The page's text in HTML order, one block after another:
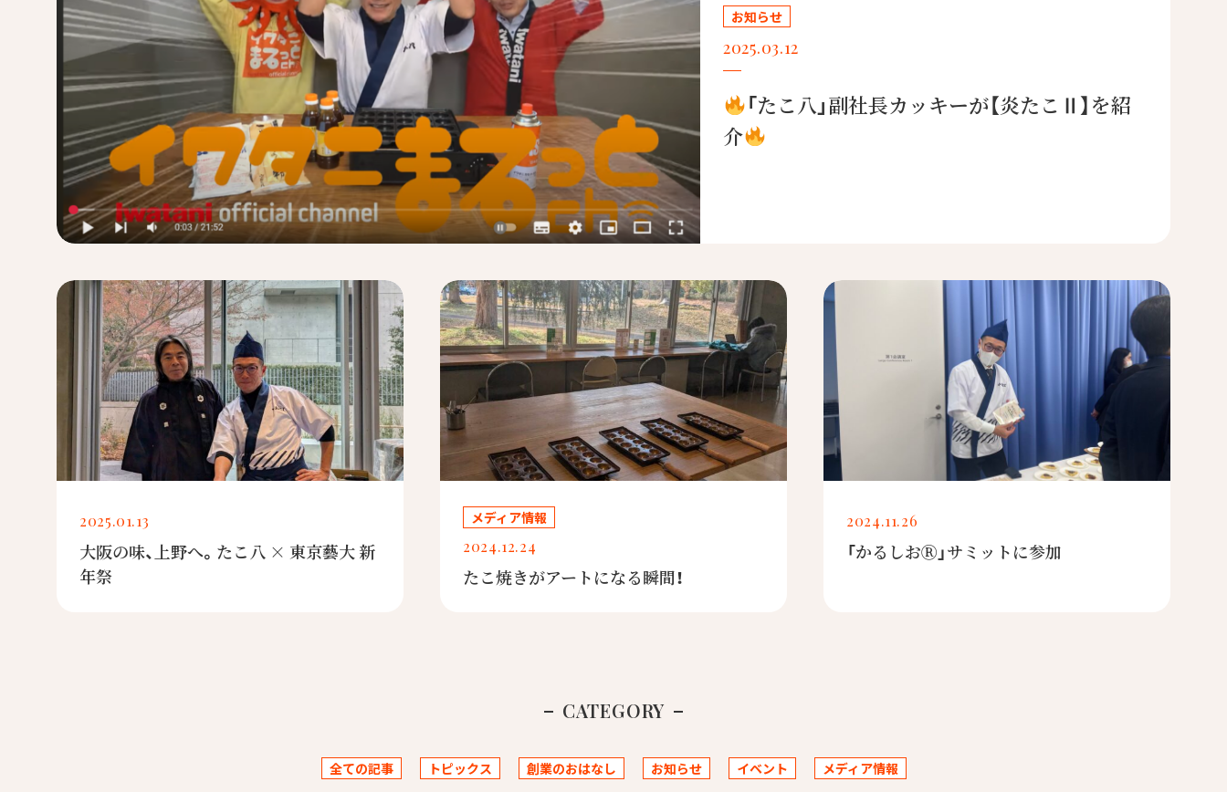
お知らせ
2025.03.12
「たこ八」副社長カッキーが【炎たこⅡ】を紹
介
2025.01.13
大阪の味、上野へ。たこ八 × 東京藝大 新
年祭
メディア情報
2024.12.24
たこ焼きがアートになる瞬間！
2024.11.26
「かるしおⓇ」サミットに参加
CATEGORY
全ての記事 トピックス 創業のおはなし お知らせ イベント メディア情報